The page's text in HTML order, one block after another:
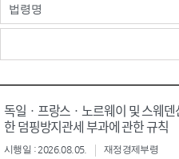
법령명
독일ㆍ프랑스ㆍ노르웨이 및 스웨
한 덤핑방지관세 부과에 관한 규칙
시행일 : 2026.08.05.
재정경제부령